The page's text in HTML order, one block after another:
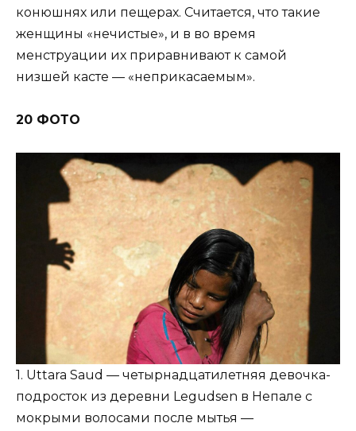
конюшнях или пещерах. Считается, что такие
женщины «нечистые», и в во время
менструации их приравнивают к самой
низшей касте — «неприкасаемым».
20 ФОТО
1. Uttara Saud — четырнадцатилетняя девочка-
подросток из деревни Legudsen в Непале с
мокрыми волосами после мытья —